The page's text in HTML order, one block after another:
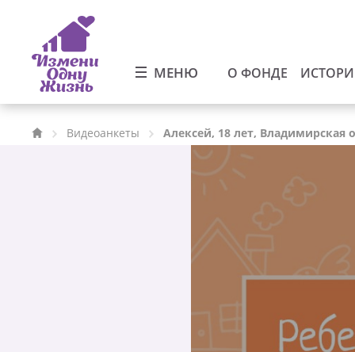
МЕНЮ О ФОНДЕ
Видеоанкеты Алексей, 18 лет, Владимирская